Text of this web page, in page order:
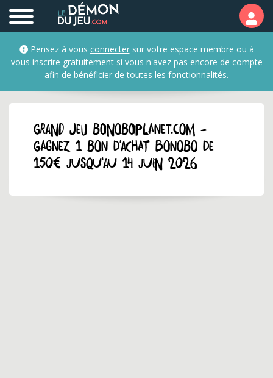
Pensez à vous connectersur votre espace membre ou à
vous inscrire gratuitement si vous n'avez pas encore de compte
afin de bénéficier de toutes les fonctionnalités.
GRAND JEU bonoboplanet.com -
Gagnez 1 bon d'achat Bonobo de
150€ jusqu'au 14 juin 2026